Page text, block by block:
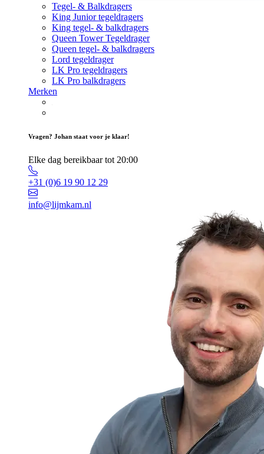
Tegel- & Balkdragers
King Junior tegeldragers
King tegel- & balkdragers
Queen Tower Tegeldrager
Queen tegel- & balkdragers
Lord tegeldrager
LK Pro tegeldragers
LK Pro balkdragers
Merken
Vragen? Johan staat voor je klaar!
Elke dag bereikbaar tot 20:00
+31 (0)6 19 90 12 29
info@lijmkam.nl